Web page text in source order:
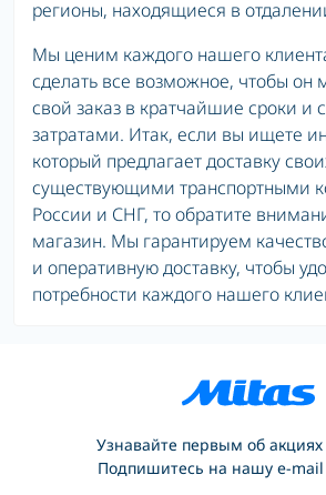
регионы, находящиеся в
Мы ценим каждого нашего
сделать все возможное, чтобы он
свой заказ в кратчайшие сроки
затратами. Итак, если вы ищете
который предлагает доставку
существующими транспортными
России и СНГ, то обратите
магазин. Мы гарантируем
и оперативную доставку, чтобы
потребности каждого нашего
Узнавайте первым об акциях
Подпишитесь на нашу e-mail